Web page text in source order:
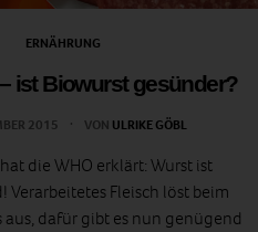
ERNÄHRUNG
ist Biowurst gesünder?
2015 VON ULRIKE GÖBL
die WHO erklärt: Wurst ist
Verarbeitetes Fleisch löst beim
aus, dafür gibt es nun genügend